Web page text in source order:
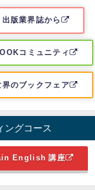
出版業界誌から
コミュニティ
のブックフェア
ングコース
English 講座